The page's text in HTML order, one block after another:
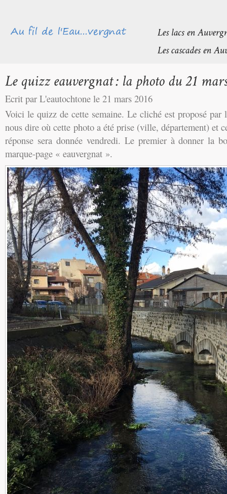
Ecrit par L'eautochtone le 21 mars 2016
Voici le quizz de cette semaine. Le cliché est proposé par
nous dire où cette photo a été prise (ville, département) et
réponse sera donnée vendredi. Le premier à donner la
marque-page « eauvergnat ».